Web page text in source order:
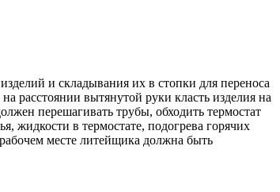
и складывания их в стопки для переноса
расстоянии вытянутой руки класть изделия на
перешагивать трубы, обходить термостат
жидкости в термостате, подогрева горячих
месте литейщика должна быть